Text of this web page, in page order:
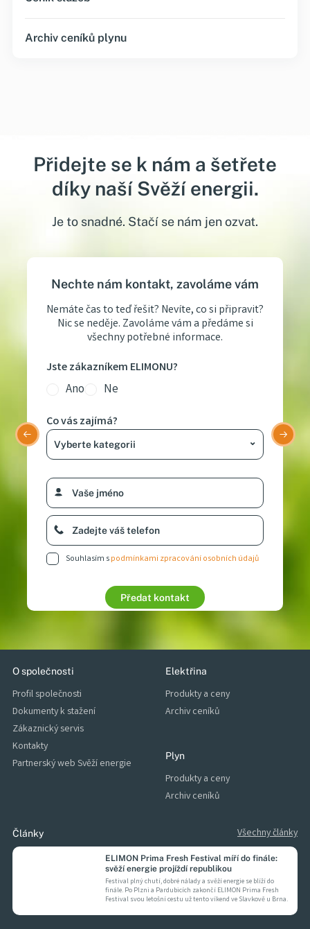
Archiv ceníků plynu
Přidejte se k nám a šetřete
díky naší Svěží energii.
Je to snadné. Stačí se nám jen ozvat.
Nechte nám kontakt, zavoláme vám
Nemáte čas to teď řešit? Nevíte, co si připravit?
Nic se neděje. Zavoláme vám a předáme si
všechny potřebné informace.
Jste zákazníkem ELIMONU?
Ano Ne
Co vás zajímá?
Souhlasím spodmínkami zpracování osobních údajů
Předat kontakt
O společnosti
Profil společnosti
Dokumenty k stažení
Zákaznický servis
Kontakty
Partnerský web Svěží energie
Elektřina
Produkty a ceny
Archiv ceníků
Plyn
Produkty a ceny
Archiv ceníků
Články Všechny články
ELIMON Prima Fresh Festival míří do finále:
svěží energie projíždí republikou
Festival plný chutí, dobré nálady a svěží energie se blíží do
finále. Po Plzni a Pardubicích zakončí ELIMON Prima Fresh
Festival svou letošní cestu už tento víkend ve Slavkově u Brna.